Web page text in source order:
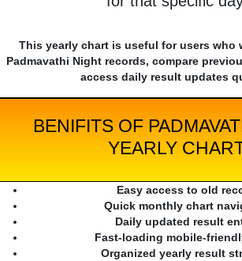
This yearly chart is useful for users who
Padmavathi Night records, compare
access daily result updates
BENIFITS OF
YEARLY
Easy access to old
Quick monthly chart
Daily updated result
Fast-loading mobile-
Organized yearly result